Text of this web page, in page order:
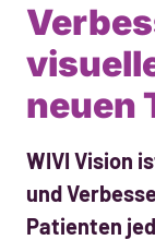
neuen
WIVI Vision
und
Patienten